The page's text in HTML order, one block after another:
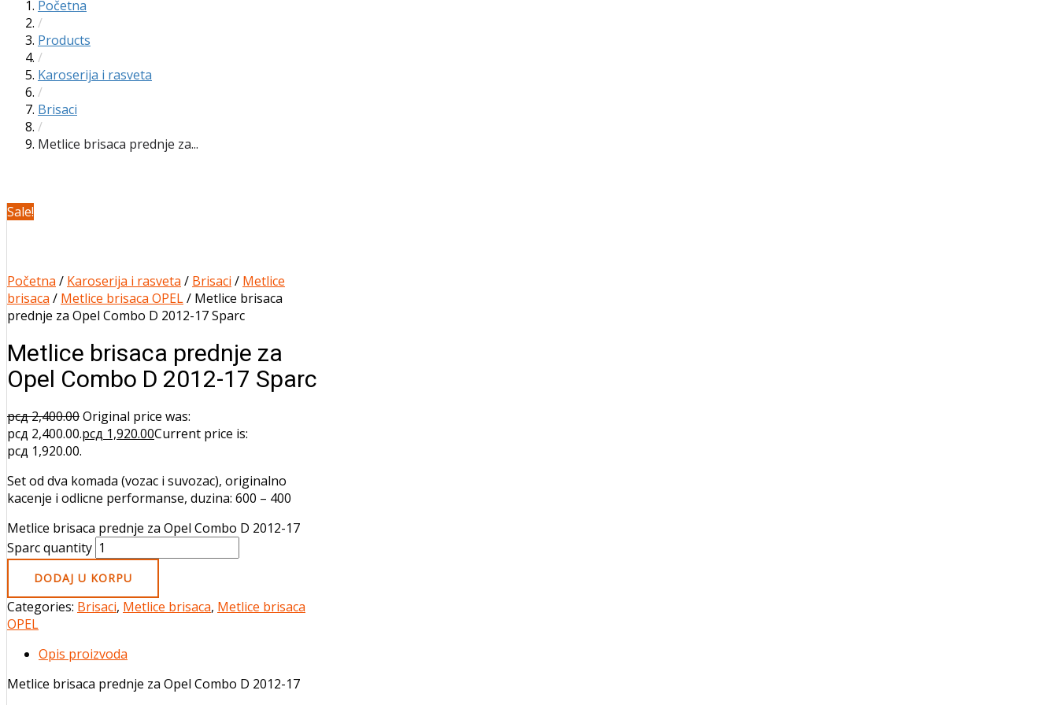
Početna
/
Products
/
Karoserija i rasveta
/
Brisaci
/
Metlice brisaca prednje za...
Sale!
Početna / Karoserija i rasveta / Brisaci / Metlice
brisaca / Metlice brisaca OPEL/ Metlice brisaca
prednje za Opel Combo D 2012-17 Sparc
Metlice brisaca prednje za
Opel Combo D 2012-17 Sparc
рсд2,400.00Original price was:
рсд 2,400.00.рсд 1,920.00Current price is:
рсд 1,920.00.
Set od dva komada (vozac i suvozac), originalno
kacenje i odlicne performanse, duzina: 600 – 400
Metlice brisaca prednje za Opel Combo D 2012-17
Sparc quantity
DODAJ U KORPU
Categories: Brisaci, Metlice brisaca, Metlice brisaca
OPEL
Opis proizvoda
Metlice brisaca prednje za Opel Combo D 2012-17